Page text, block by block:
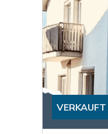
VERKAUFT